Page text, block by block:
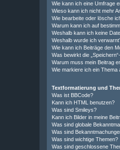
Wie kann ich eine Umfrage
Wieso kann ich nicht mehr
Wie bearbeite oder lösche
Warum kann ich auf
Weshalb kann ich keine
Weshalb wurde ich
Wie kann ich Beiträge den
Was bewirkt die
Warum muss mein Beitrag
Wie markiere ich ein Thema
Textformatierung und
Was ist BBCode?
Kann ich HTML benutzen?
Was sind Smileys?
Kann ich Bilder in meine
Was sind globale
Was sind
Was sind wichtige Themen?
Was sind geschlossene